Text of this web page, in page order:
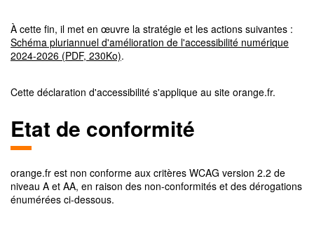
À cette fin, il met en œuvre la stratégie et les actions suivantes :
Schéma pluriannuel d'amélioration de l'accessibilité numérique
2024-2026 (PDF, 230Ko).
Cette déclaration d'accessibilité s'applique au site orange.fr.
Etat de conformité
orange.fr est non conforme aux critères WCAG version 2.2 de
niveau A et AA, en raison des non-conformités et des dérogations
énumérées ci-dessous.